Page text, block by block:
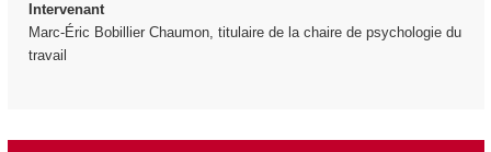
Intervenant
Marc-Éric Bobillier Chaumon, titulaire de la chaire de psychologie du
travail